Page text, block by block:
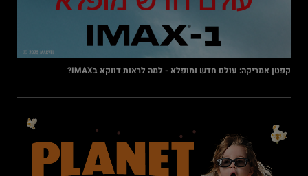
קפטן אמריקה: עולם חדש ומופלא - למה לראות דווקא בIMAX?